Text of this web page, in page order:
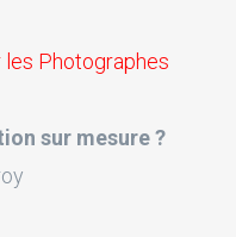
Photographes
sur mesure ?